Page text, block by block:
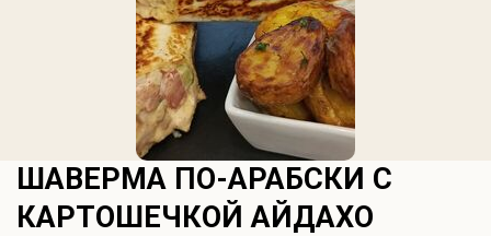
ШАВЕРМА ПО-АРАБСКИ С
КАРТОШЕЧКОЙ АЙДАХО